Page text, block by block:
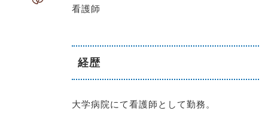
看護師
経歴
大学病院にて看護師として勤務。